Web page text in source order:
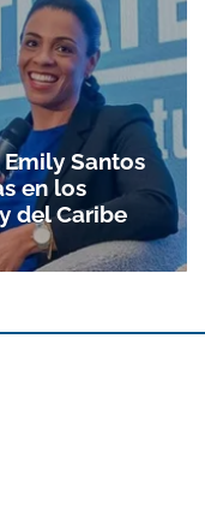
boletín.
Santos
en los
del Caribe